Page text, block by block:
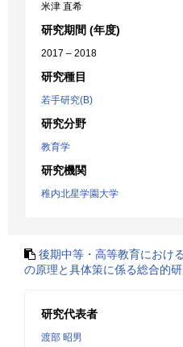
米津 直希
研究期間 (年度)
2017 – 2018
研究種目
若手研究(B)
研究分野
教育学
研究機関
稚内北星学園大学
後期中等・高等教育におけ
の原理と具体策に係る総合的
研究代表者
渡部 昭男